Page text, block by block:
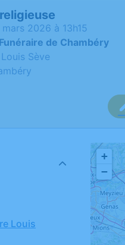
mars 2026 à 13h15
de Chambéry
Sève
Louis
+
−